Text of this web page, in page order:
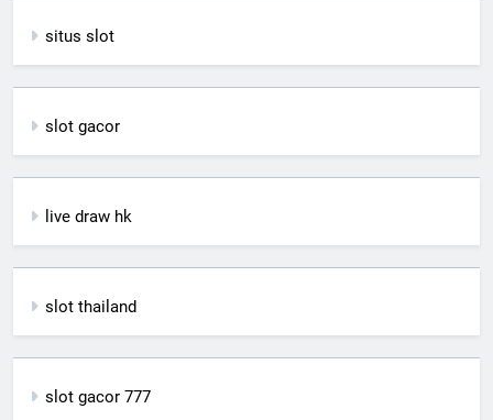
situs slot
slot gacor
live draw hk
slot thailand
slot gacor 777